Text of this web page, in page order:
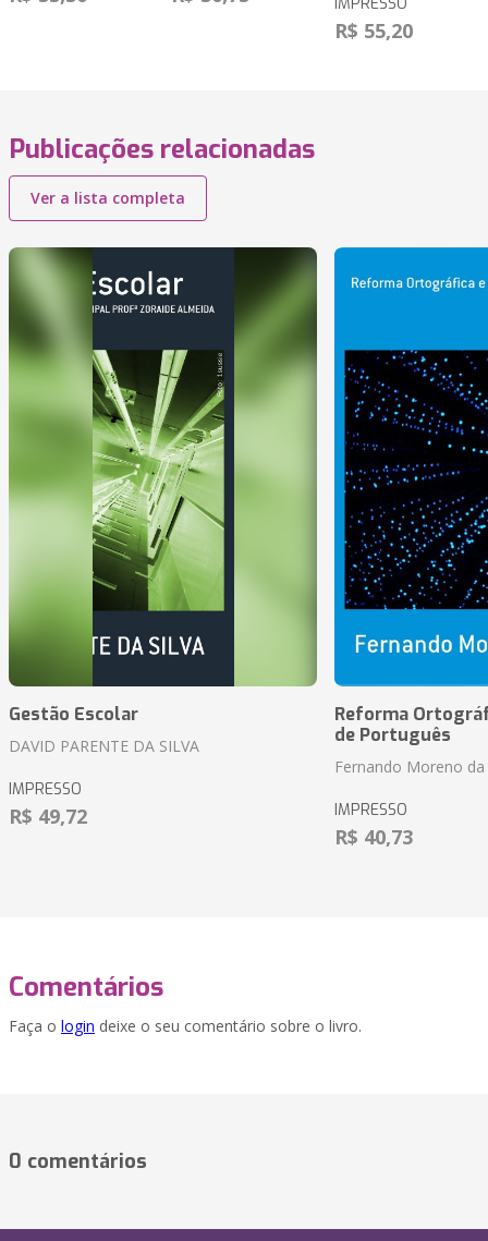
R$ 55,20
Publicações relacionadas
Ver a lista completa
Gestão Escolar
DAVID PARENTE DA SILVA
IMPRESSO
R$ 49,72
Reforma
de Português
Fernando Moreno da
IMPRESSO
R$ 40,73
Comentários
Faça o login deixe o seu comentário sobre o livro.
0 comentários